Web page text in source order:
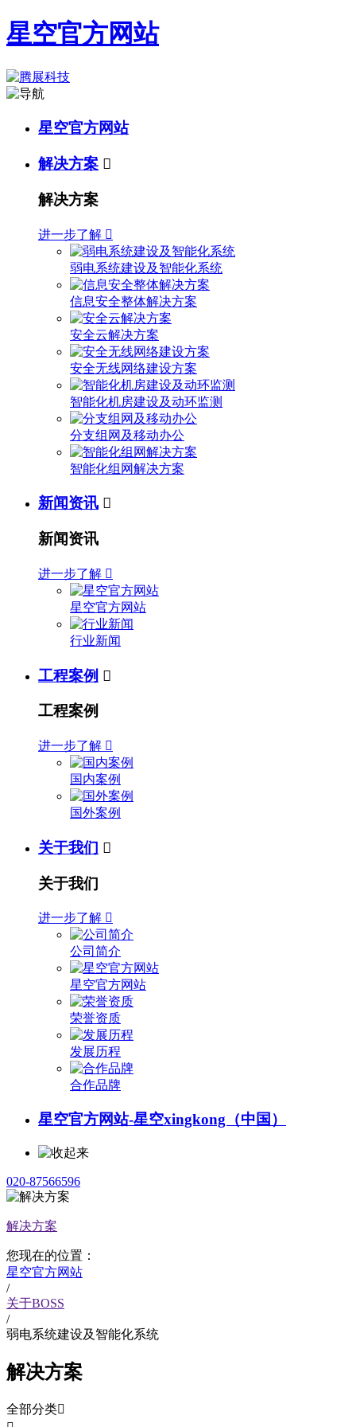
星空官方网站
星空官方网站
解决方案 
解决方案
进一步了解 
弱电系统建设及智能化系统
信息安全整体解决方案
安全云解决方案
安全无线网络建设方案
智能化机房建设及动环监测
分支组网及移动办公
智能化组网解决方案
新闻资讯 
新闻资讯
进一步了解 
星空官方网站
行业新闻
工程案例 
工程案例
进一步了解 
国内案例
国外案例
关于我们 
关于我们
进一步了解 
公司简介
星空官方网站
荣誉资质
发展历程
合作品牌
星空官方网站-星空xingkong（中国）
020-87566596
解决方案
您现在的位置：
星空官方网站
/
关于BOSS
/
弱电系统建设及智能化系统
解决方案
全部分类